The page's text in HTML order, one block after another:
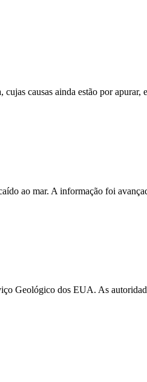
causas ainda estão por
ao mar. A informação foi
Geológico dos EUA. As